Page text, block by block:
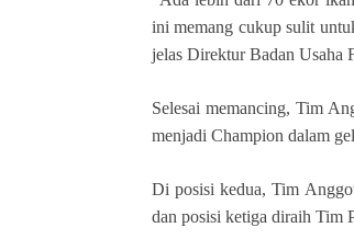
ini memang cukup sulit
jelas Direktur Badan Usaha
Selesai memancing, Tim
menjadi Champion dalam
Di posisi kedua, Tim
dan posisi ketiga diraih Tim